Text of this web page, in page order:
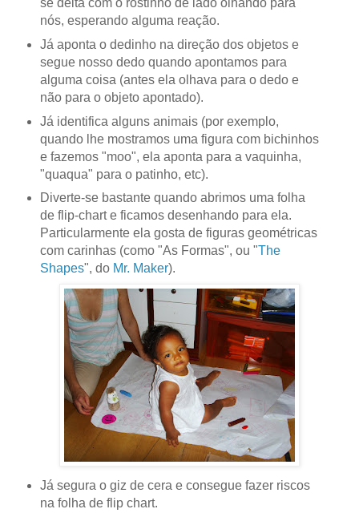
nós, esperando alguma reação.
Já aponta o dedinho na direção dos objetos e
segue nosso dedo quando apontamos para
alguma coisa (antes ela olhava para o dedo e
não para o objeto apontado).
Já identifica alguns animais (por exemplo,
quando lhe mostramos uma figura com bichinhos
e fazemos "moo", ela aponta para a vaquinha,
"quaqua" para o patinho, etc).
Diverte-se bastante quando abrimos uma folha
de flip-chart e ficamos desenhando para ela.
Particularmente ela gosta de figuras geométricas
com carinhas (como "As Formas", ou "The
Shapes", do Mr. Maker).
Já segura o giz de cera e consegue fazer riscos
na folha de flip chart.